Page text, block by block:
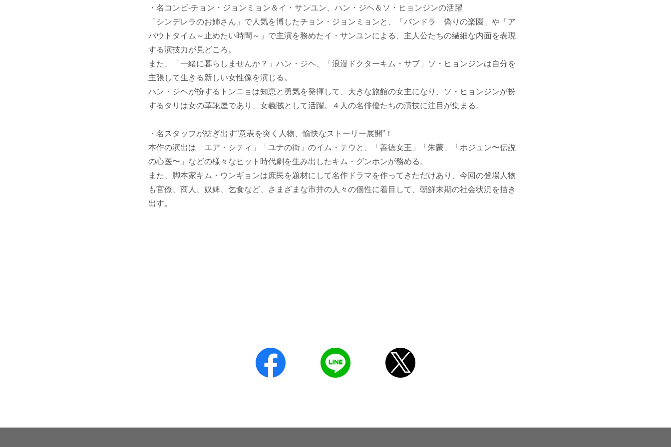
・名コンビ-チョン・ジョンミョン＆イ・サンユン、ハン・ジヘ＆ソ・ヒョンジンの活躍
「シンデレラのお姉さん」で人気を博したチョン・ジョンミョンと、「パンドラ 偽りの楽園」や「ア
バウトタイム～止めたい時間～」で主演を務めたイ・サンユンによる、主人公たちの繊細な内面を表現
する演技力が見どころ。
また、「一緒に暮らしませんか？」ハン・ジヘ、「浪漫ドクターキム・サブ」ソ・ヒョンジンは自分を
主張して生きる新しい女性像を演じる。
ハン・ジヘが扮するトンニョは知恵と勇気を発揮して、大きな旅館の女主になり、ソ・ヒョンジンが扮
するタリは女の革靴屋であり、女義賊として活躍。４人の名俳優たちの演技に注目が集まる。
・名スタッフが紡ぎ出す“意表を突く人物、愉快なストーリー展開”！
本作の演出は「エア・シティ」「ユナの街」のイム・テウと、「善徳女王」「朱蒙」「ホジュン〜伝説
の心医〜」などの様々なヒット時代劇を生み出したキム・グンホンが務める。
また、脚本家キム・ウンギョンは庶民を題材にして名作ドラマを作ってきただけあり、今回の登場人物
も官僚、商人、奴婢、乞食など、さまざまな市井の人々の個性に着目して、朝鮮末期の社会状況を描き
出す。